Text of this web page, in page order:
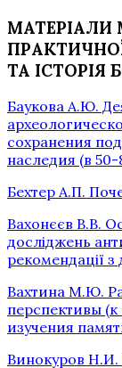
ТА ІСТОРІЯ
Баукова А.Ю.
сохранения
наследия (в 50-
Бехтер А.П.
Вахонєєв В.В.
досліджень
рекомендації з
Вахтина М.Ю.
перспективы
изучения
Винокуров Н.И.